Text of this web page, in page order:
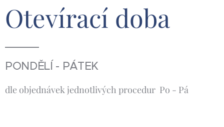
Otevírací doba
PONDĚLÍ - PÁTEK
dle objednávek jednotlivých procedur Po - Pá